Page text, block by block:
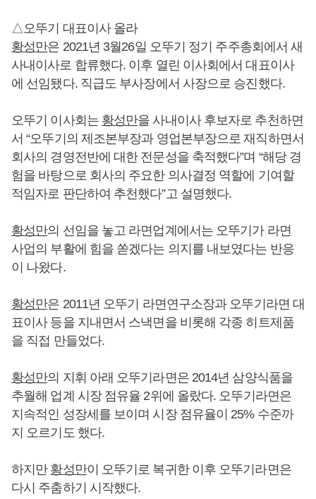
△오뚜기 대표이사 올라
황성만은 2021년 3월26일 오뚜기 정기 주주총회에서 새
사내이사로 합류했다. 이후 열린 이사회에서 대표이사
에 선임됐다. 직급도 부사장에서 사장으로 승진했다.
오뚜기 이사회는 황성만을 사내이사 후보자로 추천하면
서 “오뚜기의 제조본부장과 영업본부장으로 재직하면서
회사의 경영전반에 대한 전문성을 축적했다”며 “해당 경
험을 바탕으로 회사의 주요한 의사결정 역할에 기여할
적임자로 판단하여 추천했다”고 설명했다.
황성만의 선임을 놓고 라면업계에서는 오뚜기가 라면
사업의 부활에 힘을 쏟겠다는 의지를 내보였다는 반응
이 나왔다.
황성만은 2011년 오뚜기 라면연구소장과 오뚜기라면 대
표이사 등을 지내면서 스낵면을 비롯해 각종 히트제품
을 직접 만들었다.
황성만의 지휘 아래 오뚜기라면은 2014년 삼양식품을
추월해 업계 시장 점유율 2위에 올랐다. 오뚜기라면은
지속적인 성장세를 보이며 시장 점유율이 25% 수준까
지 오르기도 했다.
하지만 황성만이 오뚜기로 복귀한 이후 오뚜기라면은
다시 주춤하기 시작했다.